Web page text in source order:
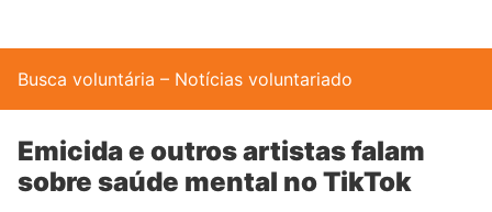
Busca voluntária – Notícias voluntariado
Emicida e outros artistas falam
sobre saúde mental no TikTok